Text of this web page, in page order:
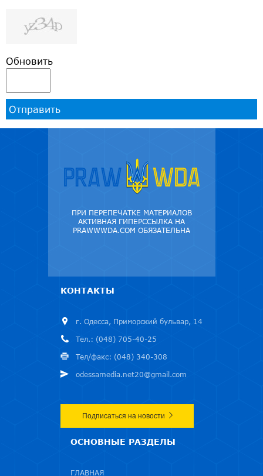
Обновить
Отправить
ПРИ ПЕРЕПЕЧАТКЕ МАТЕРИАЛОВ
АКТИВНАЯ ГИПЕРССЫЛКА НА
PRAWWWDA.COM ОБЯЗАТЕЛЬНА
КОНТАКТЫ
г. Одесса, Приморский бульвар, 14
Тел.: (048) 705-40-25
Тел/факс: (048) 340-308
odessamedia.net20@gmail.com
Подписаться на новости
ОСНОВНЫЕ РАЗДЕЛЫ
ГЛАВНАЯ